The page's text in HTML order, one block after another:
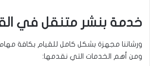
خدمة بنشر متنقل في
ورشاتنا مجهزة بشكل كامل للقيام بكافة مهام
ومن أهم الخدمات التي نقدمها: